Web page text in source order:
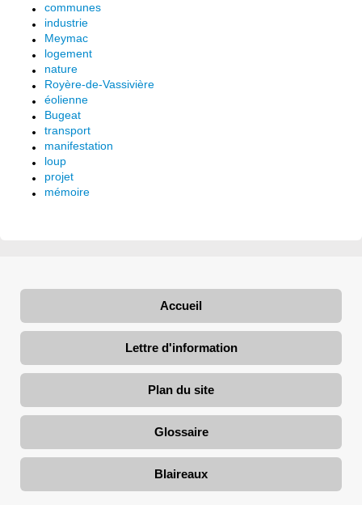
communes
industrie
Meymac
logement
nature
Royère-de-Vassivière
éolienne
Bugeat
transport
manifestation
loup
projet
mémoire
Accueil
Lettre d'information
Plan du site
Glossaire
Blaireaux